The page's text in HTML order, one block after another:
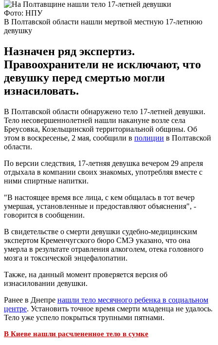
Фото: НПУ
В Полтавской области нашли мертвой местную 17-летнюю
девушку
Назначен ряд экспертиз.
Правоохранители не исключают, что
девушку перед смертью могли
изнасиловать.
В Полтавской области обнаружено тело 17-летней девушки.
Тело несовершеннолетней нашли накануне возле села
Бреусовка, Козельщинской территориальной общины. Об
этом в воскресенье, 2 мая, сообщили в полиции в Полтавской
области.
По версии следствия, 17-летняя девушка вечером 29 апреля
отдыхала в компании своих знакомых, употребляя вместе с
ними спиртные напитки.
"В настоящее время все лица, с кем общалась в тот вечер
умершая, установленные и предоставляют объяснения", -
говорится в сообщении.
В свидетельстве о смерти девушки судебно-медицинским
экспертом Кременчугского бюро СМЭ указано, что она
умерла в результате отравления алкоголем, отека головного
мозга и токсической энцефалопатии.
Также, на данный момент проверяется версия об
изнасиловании девушки.
Ранее в Днепре нашли тело месячного ребенка в социальном
центре. Установить точное время смерти младенца не удалось.
Тело уже успело покрыться трупными пятнами.
В Киеве нашли расчлененное тело в сумке